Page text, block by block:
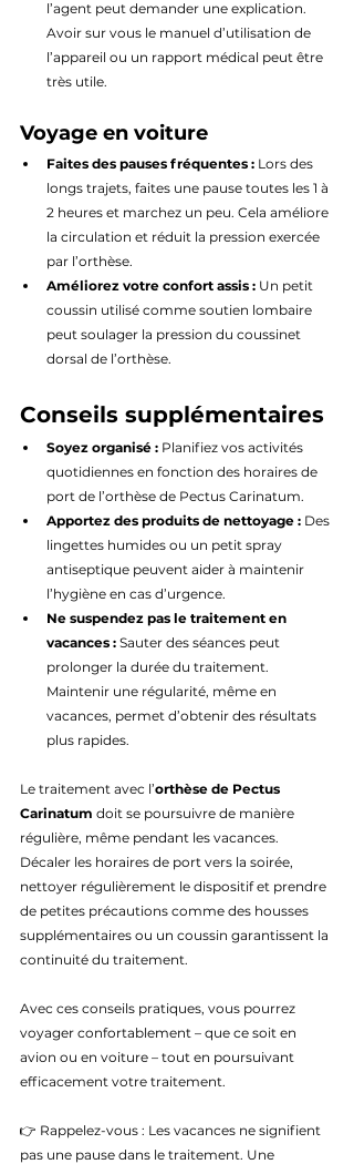
l’agent peut demander une explication.
Avoir sur vous le manuel d’utilisation de
l’appareil ou un rapport médical peut être
très utile.
Voyage en voiture
Faites des pauses fréquentes : Lors des
longs trajets, faites une pause toutes les 1 à
2 heures et marchez un peu. Cela améliore
la circulation et réduit la pression exercée
par l’orthèse.
Améliorez votre confort assis : Un petit
coussin utilisé comme soutien lombaire
peut soulager la pression du coussinet
dorsal de l’orthèse.
Conseils supplémentaires
Soyez organisé : Planifiez vos activités
quotidiennes en fonction des horaires de
port de l’orthèse de Pectus Carinatum.
Apportez des produits de nettoyage : Des
lingettes humides ou un petit spray
antiseptique peuvent aider à maintenir
l’hygiène en cas d’urgence.
Ne suspendez pas le traitement en
vacances : Sauter des séances peut
prolonger la durée du traitement.
Maintenir une régularité, même en
vacances, permet d’obtenir des résultats
plus rapides.
Le traitement avec l’orthèse de Pectus
Carinatum doit se poursuivre de manière
régulière, même pendant les vacances.
Décaler les horaires de port vers la soirée,
nettoyer régulièrement le dispositif et prendre
de petites précautions comme des housses
supplémentaires ou un coussin garantissent la
continuité du traitement.
Avec ces conseils pratiques, vous pourrez
voyager confortablement – que ce soit en
avion ou en voiture – tout en poursuivant
efficacement votre traitement.
👉 Rappelez-vous : Les vacances ne signifient
pas une pause dans le traitement. Une